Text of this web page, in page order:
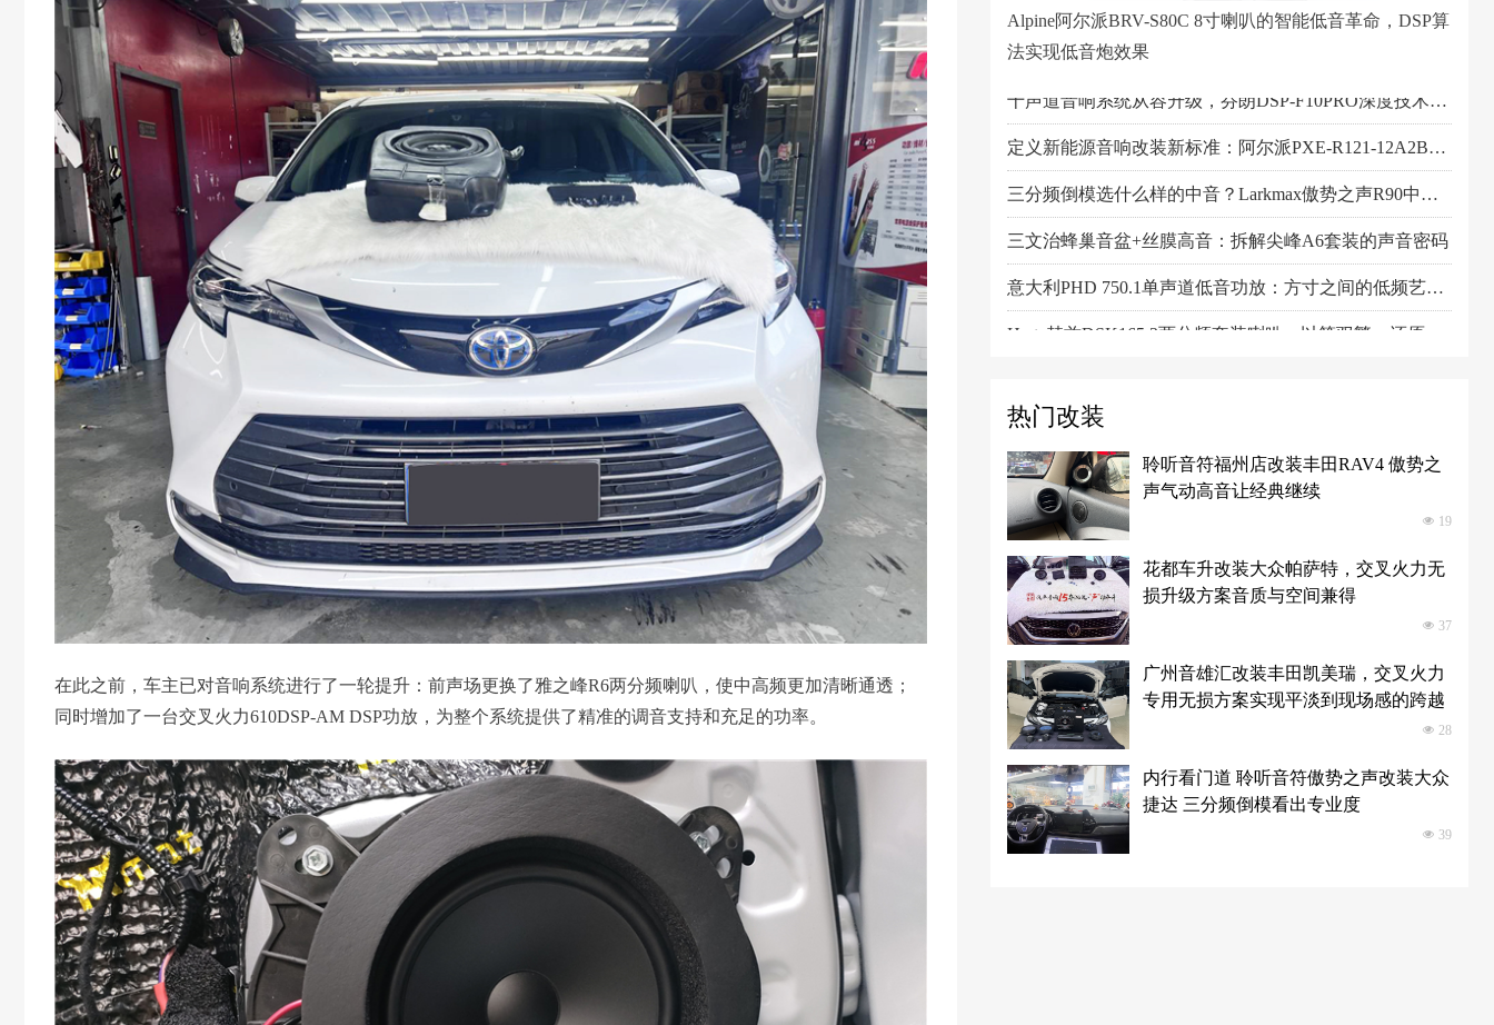
在此之前，车主已对音响系统进行了一轮提升：前声场更换了雅之峰R6两分频喇叭，使中高频更加清晰通透；
同时增加了一台交叉火力610DSP-AM DSP功放，为整个系统提供了精准的调音支持和充足的功率。
热门改装
聆听音符福州店改装丰田RAV4 傲势之
声气动高音让经典继续
넶 19
花都车升改装大众帕萨特，交叉火力无
损升级方案音质与空间兼得
넶 37
广州音雄汇改装丰田凯美瑞，交叉火力
专用无损方案实现平淡到现场感的跨越
넶 28
内行看门道 聆听音符傲势之声改装大众
捷达 三分频倒模看出专业度
넶 39
Alpine阿尔派BRV-S80C 8寸喇叭的智能低音革命，DSP算
法实现低音炮效果
定义新能源音响改装新标准：阿尔派PXE-R121-12A2B深度技术解析，从底层电路到声学调校的全面越级
三分频倒模选什么样的中音？Larkmax傲势之声R90中音喇叭技术解析
三文治蜂巢音盆+丝膜高音：拆解尖峰A6套装的声音密码
意大利PHD 750.1单声道低音功放：方寸之间的低频艺术，激发潜能又收放自如
Hertz赫兹DSK165.3两分频套装喇叭：以简驭繁，还原纯粹之声